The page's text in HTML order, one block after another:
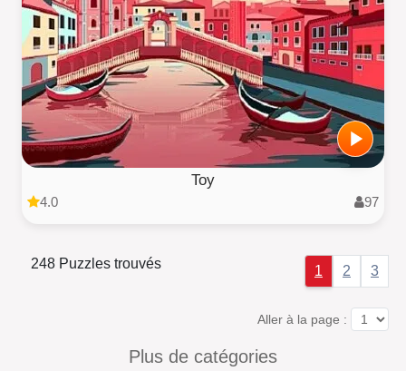
Toy
4.0 97
248 Puzzles trouvés 1 2 3
Aller à la page :
Plus de catégories